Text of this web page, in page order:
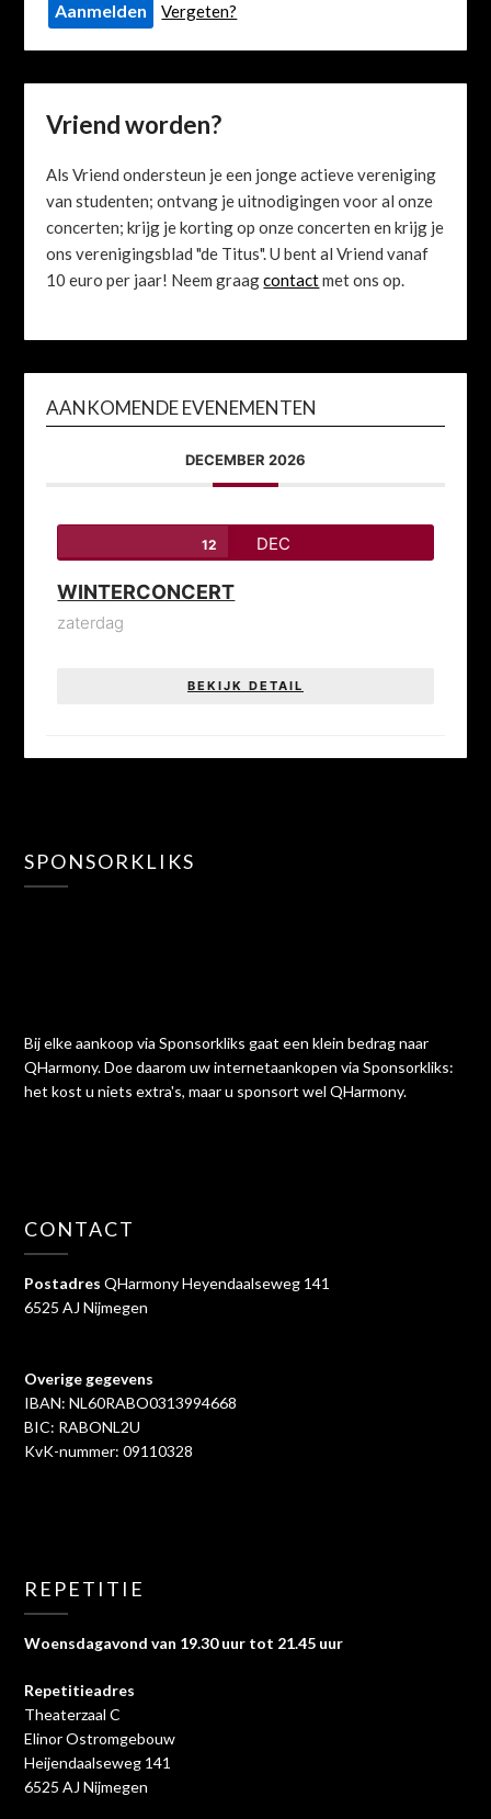
Vergeten?
Vriend worden?
Als Vriend ondersteun je een jonge actieve vereniging
van studenten; ontvang je uitnodigingen voor al onze
concerten; krijg je korting op onze concerten en krijg je
ons verenigingsblad "de Titus". U bent al Vriend vanaf
10 euro per jaar! Neem graagcontactmet ons op.
AANKOMENDE EVENEMENTEN
DECEMBER 2026
12 DEC
WINTERCONCERT
zaterdag
BEKIJK DETAIL
SPONSORKLIKS
Bij elke aankoop via Sponsorkliks gaat een klein bedrag naar
QHarmony. Doe daarom uw internetaankopen via Sponsorkliks:
het kost u niets extra's, maar u sponsort wel QHarmony.
CONTACT
Postadres QHarmony Heyendaalseweg 141
6525 AJ Nijmegen
Overige gegevens
IBAN: NL60RABO0313994668
BIC: RABONL2U
KvK-nummer: 09110328
REPETITIE
Woensdagavond van 19.30 uur tot 21.45 uur
Repetitieadres
Theaterzaal C
Elinor Ostromgebouw
Heijendaalseweg 141
6525 AJ Nijmegen